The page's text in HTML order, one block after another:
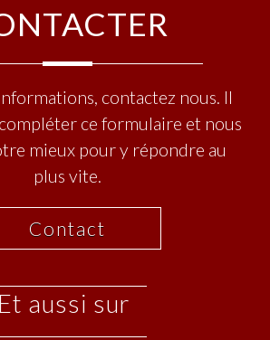
contactez nous. Il
ce formulaire et nous
mieux pour y répondre au
plus vite.
Contact
et aussi sur